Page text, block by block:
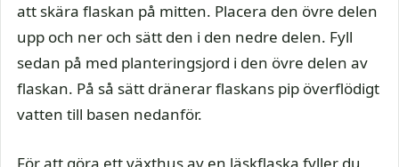
att skära flaskan på mitten. Placera den övre delen
upp och ner och sätt den i den nedre delen. Fyll
sedan på med planteringsjord i den övre delen av
flaskan. På så sätt dränerar flaskans pip överflödigt
vatten till basen nedanför.
För att göra ett växthus av en läskflaska fyller du